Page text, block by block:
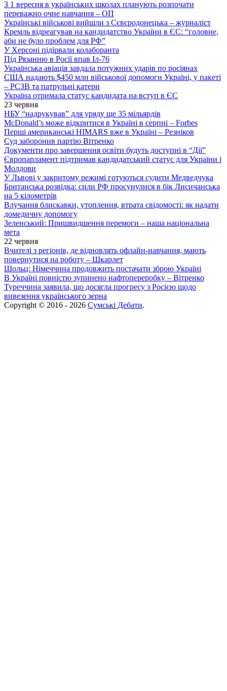
З 1 вересня в українських школах планують розпочати
переважно очне навчання – ОП
Українські військові вийшли з Сєвєродонецька – журналіст
Кремль відреагував на кандидатство України в ЄС: “головне,
аби не було проблем для РФ”
У Херсоні підірвали колаборанта
Під Рязанню в Росії впав Іл-76
Українська авіація завдала потужних ударів по росіянах
США надають $450 млн військової допомоги Україні, у пакеті
– РСЗВ та патрульні катери
Україна отримала статус кандидата на вступ в ЄС
23 червня
НБУ “надрукував” для уряду ще 35 мільярдів
McDonald’s може відкритися в Україні в серпні – Forbes
Перші американські HIMARS вже в Україні – Резніков
Суд заборонив партію Вітренко
Документи про завершення освіти будуть доступні в “Дії”
Європарламент підтримав кандидатський статус для України і
Молдови
У Львові у закритому режимі готуються судити Медведчука
Британська розвідка: сили РФ просунулися в бік Лисичанська
на 5 кілометрів
Влучання блискавки, утоплення, втрата свідомості: як надати
домедичну допомогу
Зеленський: Пришвидшення перемоги – наша національна
мета
22 червня
Вчителі з регіонів, де відновлять офлайн-навчання, мають
повернутися на роботу – Шкарлет
Шольц: Німеччина продовжить постачати зброю Україні
В Україні повністю зупинено нафтопереробку – Вітренко
Туреччина заявила, що досягла прогресу з Росією щодо
вивезення українського зерна
Copyright © 2016 - 2026 Сумські Дебати.